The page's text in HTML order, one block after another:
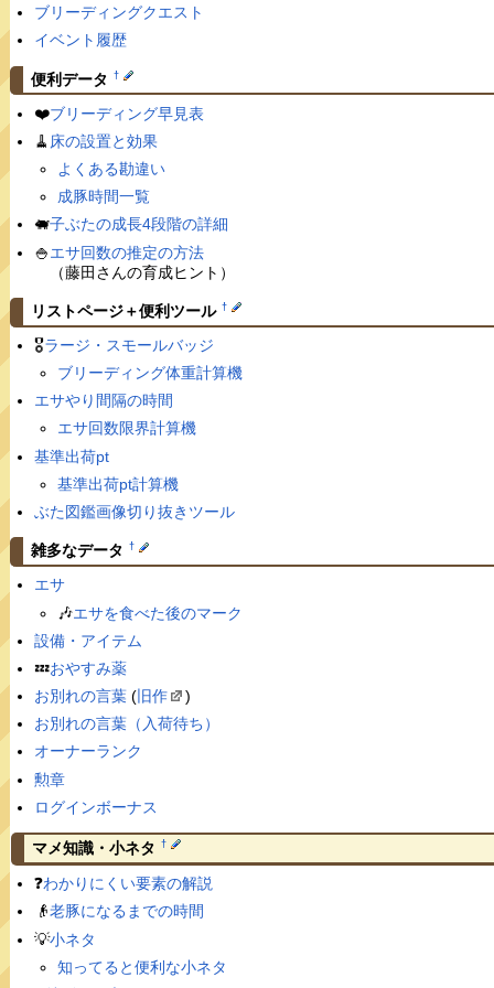
ブリーディングクエスト
イベント履歴
便利データ †
❤️ブリーディング早見表
🧹 床の設置と効果
よくある勘違い
成豚時間一覧
🐖子ぶたの成長4段階の詳細
🍚エサ回数の推定の方法
（藤田さんの育成ヒント）
リストページ＋便利ツール †
🎖ラージ・スモールバッジ
ブリーディング体重計算機
エサやり間隔の時間
エサ回数限界計算機
基準出荷pt
基準出荷pt計算機
ぶた図鑑画像切り抜きツール
雑多なデータ †
エサ
🎶エサを食べた後のマーク
設備・アイテム
💤おやすみ薬
お別れの言葉(旧作
)
お別れの言葉（入荷待ち）
オーナーランク
勲章
ログインボーナス
マメ知識・小ネタ †
❓わかりにくい要素の解説
👴老豚になるまでの時間
💡小ネタ
知ってると便利な小ネタ